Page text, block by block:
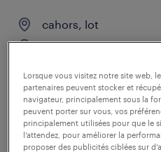
cahors, lot
intérim
publié le 21 juillet 2026
Lorsque vous visitez notre site web,
partenaires peuvent stocker et
navigateur, principalement sous la
peuvent porter sur vous, vos
principalement utilisées pour que le
l’attendez, pour améliorer la
proposer des publicités ciblées sur